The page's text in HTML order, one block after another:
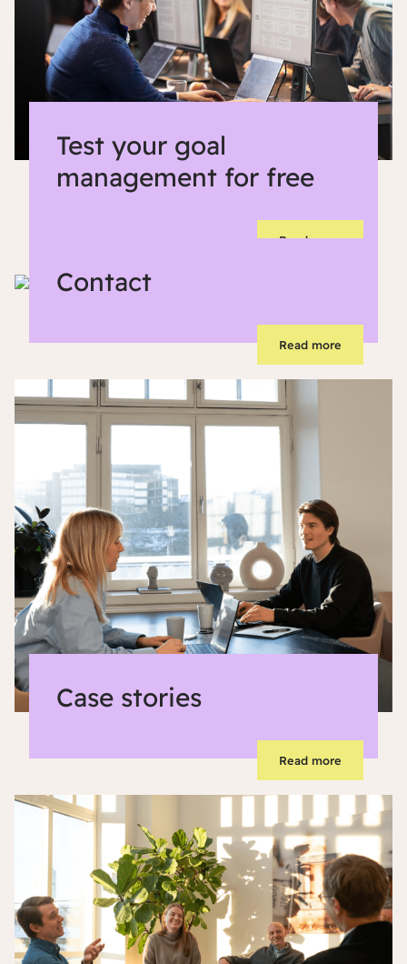
Test your goal
management for free
Read more
Contact
Read more
Case stories
Read more